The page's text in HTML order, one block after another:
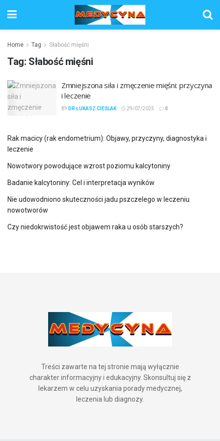
Home Tag Słabość mięśni
Tag: Słabość mięśni
Zmniejszona siła i zmęczenie mięśni: przyczyna
i leczenie
BY DR ŁUKASZ CIEŚLAK 29/07/2025 0
Rak macicy (rak endometrium): Objawy, przyczyny, diagnostyka i
leczenie
Nowotwory powodujące wzrost poziomu kalcytoniny
Badanie kalcytoniny: Cel i interpretacja wyników
Nie udowodniono skuteczności jadu pszczelego w leczeniu
nowotworów
Czy niedokrwistość jest objawem raka u osób starszych?
Treści zawarte na tej stronie mają wyłącznie
charakter informacyjny i edukacyjny. Skonsultuj się z
lekarzem w celu uzyskania porady medycznej,
leczenia lub diagnozy.